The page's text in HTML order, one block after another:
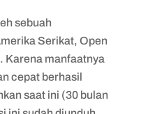
sebuah
Serikat, Open
Karena manfaatnya
cepat berhasil
saat ini (30 bulan